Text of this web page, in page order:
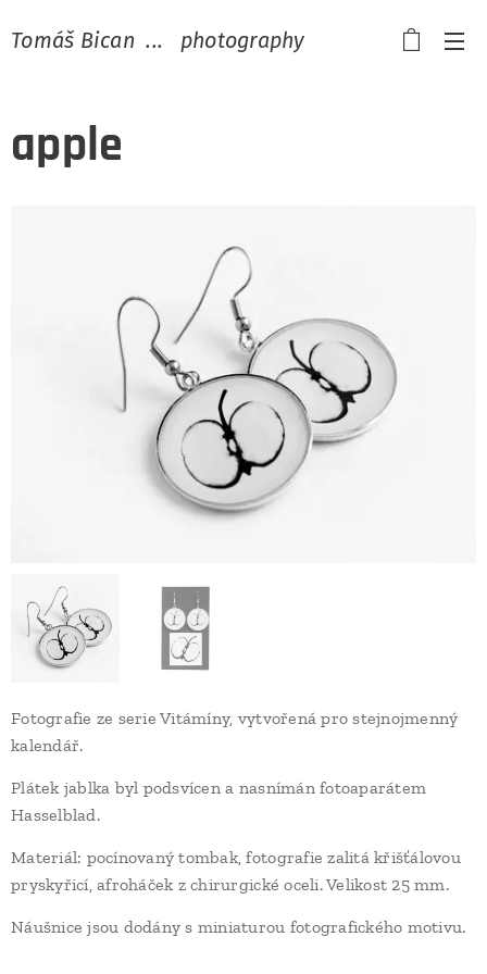
Tomáš Bican ... photography
apple
Fotografie ze serie Vitámíny, vytvořená pro stejnojmenný
kalendář.
Plátek jablka byl podsvícen a nasnímán fotoaparátem
Hasselblad.
Materiál: pocínovaný tombak, fotografie zalitá křišťálovou
pryskyřicí, afroháček z chirurgické oceli. Velikost 25 mm.
Náušnice jsou dodány s miniaturou fotografického motivu.